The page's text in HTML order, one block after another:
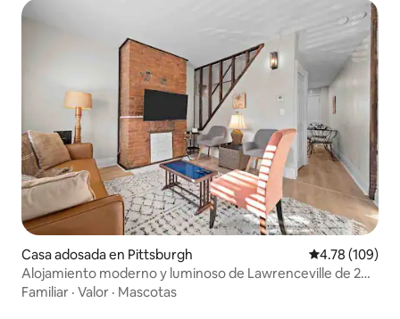
Casa adosada en Pittsburgh Calificación
4.78 (109)
Alojamiento moderno y luminoso de Lawrenceville de 2
dormitorios: estacionamiento cómodo
Familiar · Valor · Mascotas